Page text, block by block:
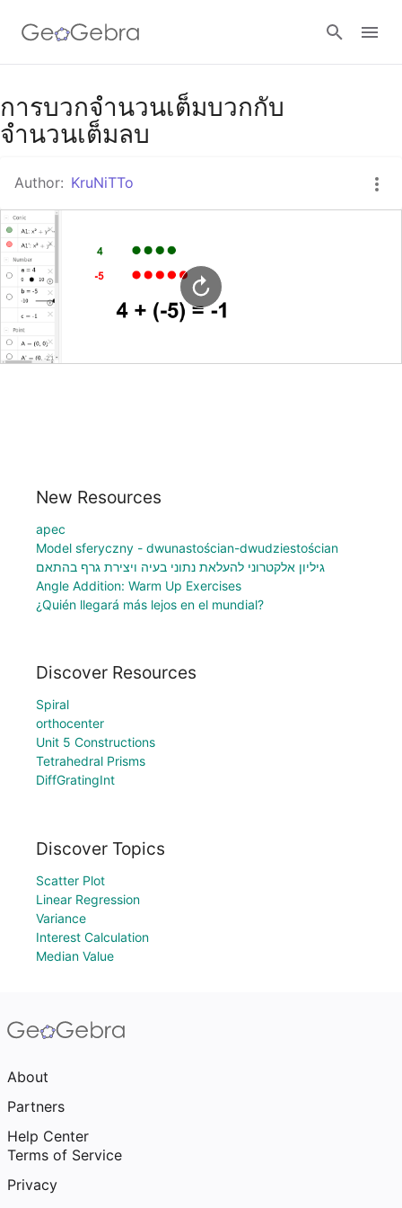
Google Classroom
การบวกจำนวนเต็มบวกกับ
จำนวนเต็มลบ
Author: KruNiTTo
New Resources
apec
Model sferyczny - dwunastościan-dwudziestościan
גיליון אלקטרוני להעלאת נתוני בעיה ויצירת גרף בהתאם
Angle Addition: Warm Up Exercises
¿Quién llegará más lejos en el mundial?
Discover Resources
Spiral
orthocenter
Unit 5 Constructions
Tetrahedral Prisms
DiffGratingInt
Discover Topics
Scatter Plot
Linear Regression
Variance
Interest Calculation
Median Value
About
Partners
Help Center
Terms of Service
Privacy